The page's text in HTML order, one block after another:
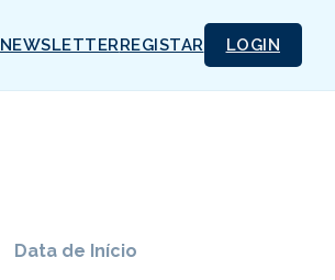
NEWSLETTERREGISTAR LOGIN
Data de Início